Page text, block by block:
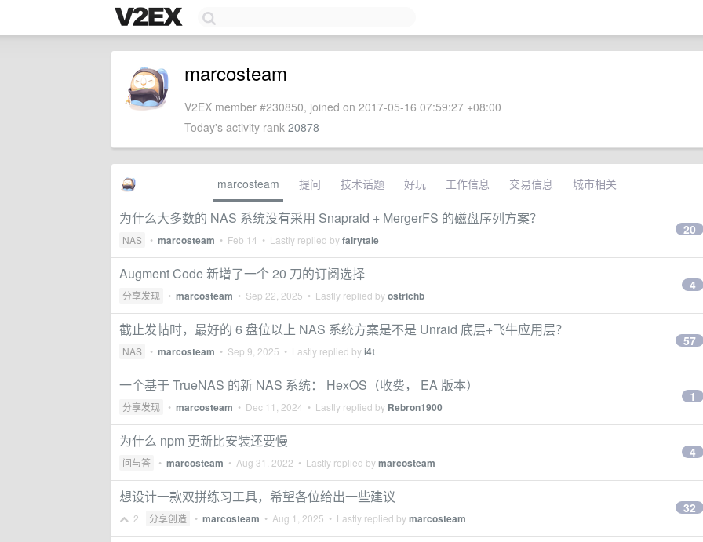
marcosteam
V2EX member #230850, joined on 2017-05-16 07:59:27 +08:00
Today's activity rank 20878
marcosteam 提问 技术话题 好玩 工作信息 交易信息 城市相关
为什么大多数的 NAS 系统没有采用 Snapraid + MergerFS 的磁盘序列方案？
NAS • marcosteam • Feb 14 • Lastly replied byfairytale
20
Augment Code 新增了一个 20 刀的订阅选择
分享发现 • marcosteam • Sep 22, 2025 • Lastly replied byostrichb
4
截止发帖时，最好的 6 盘位以上 NAS 系统方案是不是 Unraid 底层+飞牛应用层？
NAS • marcosteam • Sep 9, 2025 • Lastly replied byi4t
57
一个基于 TrueNAS 的新 NAS 系统： HexOS（收费， EA 版本）
分享发现 • marcosteam • Dec 11, 2024 • Lastly replied by Rebron1900
1
为什么 npm 更新比安装还要慢
问与答 • marcosteam • Aug 31, 2022 • Lastly replied bymarcosteam
4
想设计一款双拼练习工具，希望各位给出一些建议
2 分享创造 • marcosteam • Aug 1, 2025 • Lastly replied bymarcosteam
32